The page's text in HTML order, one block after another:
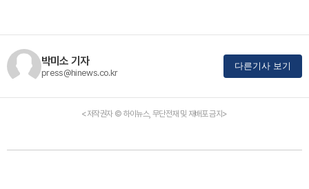
박미소 기자
press@hinews.co.kr
다른기사 보기
<저작권자 © 하이뉴스, 무단전재 및 재배포 금지>